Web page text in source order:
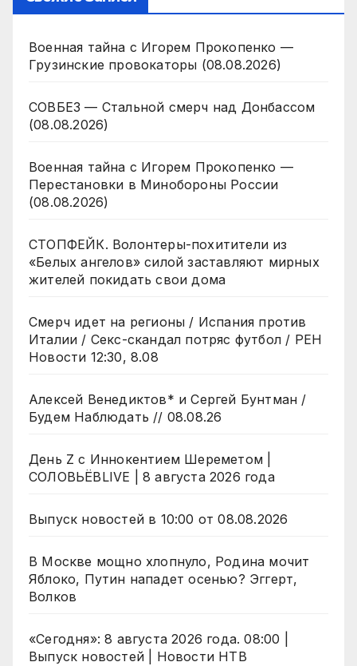
Военная тайна с Игорем Прокопенко —
Грузинские провокаторы (08.08.2026)
СОВБЕЗ — Стальной смерч над Донбассом
(08.08.2026)
Военная тайна с Игорем Прокопенко —
Перестановки в Минобороны России
(08.08.2026)
СТОПФЕЙК. Волонтеры-похитители из
«Белых ангелов» силой заставляют мирных
жителей покидать свои дома
Смерч идет на регионы / Испания против
Италии / Секс-скандал потряс футбол / РЕН
Новости 12:30, 8.08
Алексей Венедиктов* и Сергей Бунтман /
Будем Наблюдать // 08.08.26
День Z с Иннокентием Шереметом |
СОЛОВЬЁВLIVE | 8 августа 2026 года
Выпуск новостей в 10:00 от 08.08.2026
В Москве мощно хлопнуло, Родина мочит
Яблоко, Путин нападет осенью? Эггерт,
Волков
«Сегодня»: 8 августа 2026 года. 08:00 |
Выпуск новостей | Новости НТВ